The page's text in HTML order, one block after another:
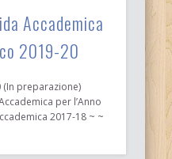
Accademica
2019-20
(In preparazione)
per l’Anno
2017-18 ~ ~